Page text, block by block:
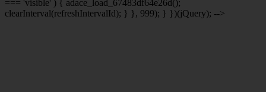
=== 'visible' ) { adace_load_67483df64e26d();
clearInterval(refreshIntervalId); } }, 999); } })(jQuery); -->